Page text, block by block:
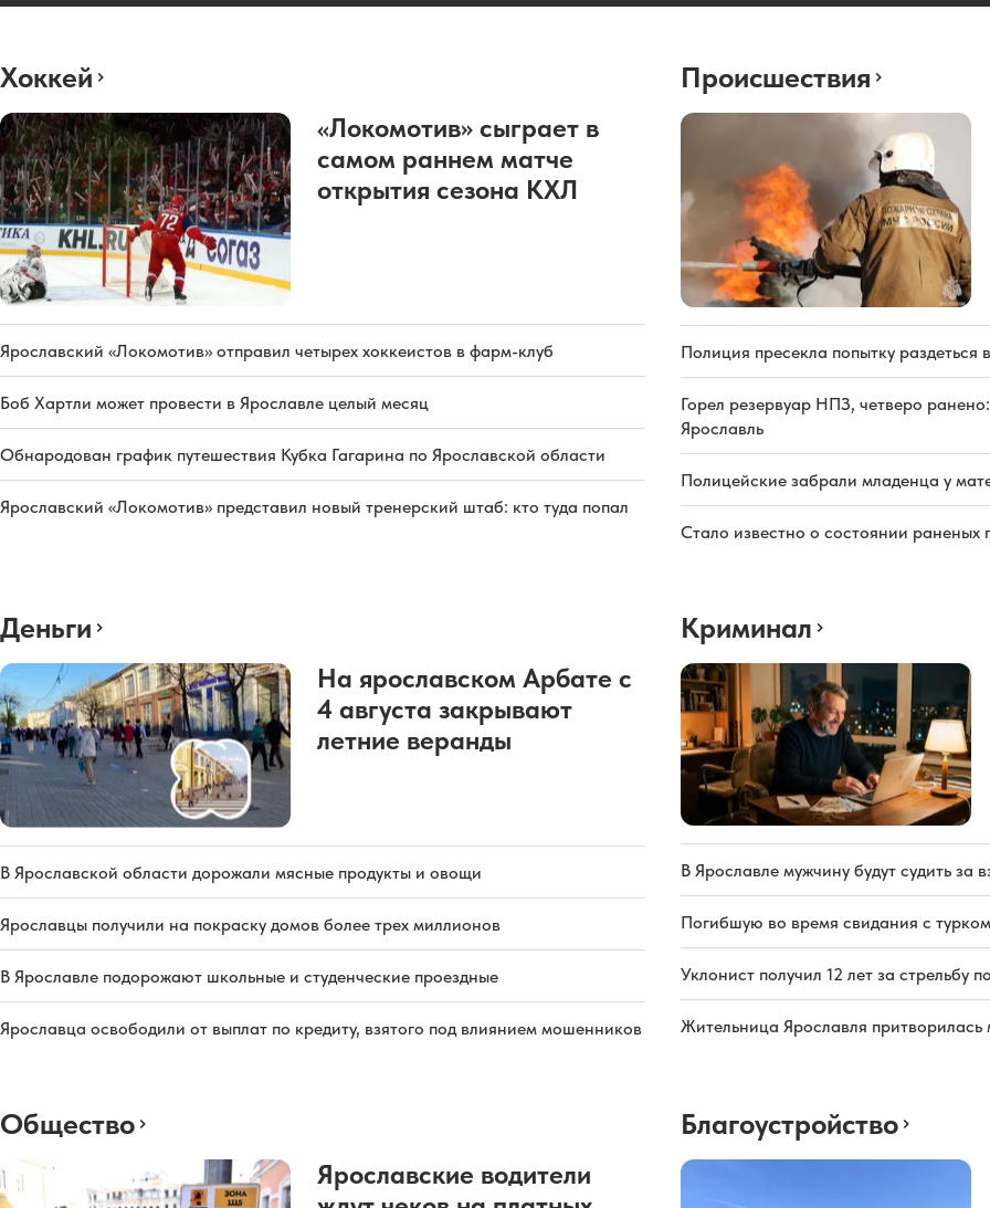
Хоккей
«Локомотив» сыграет в
самом раннем матче
открытия сезона КХЛ
Ярославский «Локомотив» отправил четырех хоккеистов в фарм-клуб
Боб Хартли может провести в Ярославле целый месяц
Обнародован график путешествия Кубка Гагарина по Ярославской области
Ярославский «Локомотив» представил новый тренерский штаб: кто туда попал
Происшествия
Полиция пресекла попытку раздеться
Горел резервуар НПЗ, четверо
Ярославль
Полицейские забрали младенца у
Стало известно о состоянии
Деньги
На ярославском Арбате с
4 августа закрывают
летние веранды
В Ярославской области дорожали мясные продукты и овощи
Ярославцы получили на покраску домов более трех миллионов
В Ярославле подорожают школьные и студенческие проездные
Ярославца освободили от выплат по кредиту, взятого под влиянием мошенников
Криминал
В Ярославле мужчину будут судить за
Погибшую во время свидания с
Уклонист получил 12 лет за стрельбу
Жительница Ярославля
Общество
Ярославские водители
Благоустройство